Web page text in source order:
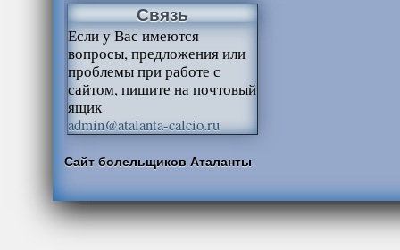
Связь
Если у Вас имеются
вопросы, предложения или
проблемы при работе с
сайтом, пишите на почтовый
ящик
admin@atalanta-calcio.ru
Сайт болельщиков Аталанты